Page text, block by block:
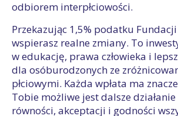
odbiorem interpłciowości.
Przekazując 1,5% podatku
wspierasz realne zmiany. To
w edukację, prawa człowieka i
dla osóburodzonych ze
płciowymi. Każda wpłata ma
Tobie możliwe jest dalsze działanie
równości, akceptacji i godności